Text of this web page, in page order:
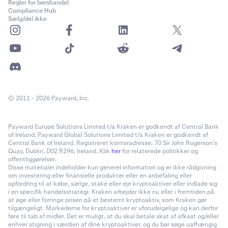
FI_BTCUSD_200228
300.000
300.000
0
FI-kontrakten blev solgt fuldt ud på det åbne marked. PI-
752.621 kontrakter blev derfor tildelt
likviditetsudbydere.
Du modtager en e-mail-notifikation, hvis din position
tildeles. Likviditetsudbydere underrettes også straks via
WebSocket. Likviditetsudbyderen modtager straks en
notifikation viaWebSocket-feedom tildelingen.
Beskeden har følgende format:
Samme grundprincip som en Coin-M-likvidering, men
med én vigtig forskel: når dette trin udløses, opkræves et
gebyr for fuld likvidering. Gebyret svarer til halvdelen af
kontraktens minimumskrav til vedligeholdelsesmargin.
(f.eks. er likviideringsgebyret for PF_XBTUSD 0,5 %, dvs.
%).
kontrakter med en indgangspris på 20.000 USD. Samlet
vedligeholdelsesmargin er 2.000 USD.
Likvidering udløses, når den vurderede pris når 19.200
USD
Et likviideringsgebyr på 1.000 USD (0,5 % × 200.000
USD) debiteres straks
En IOC-salgsordre indsendes til ca. 19.100 USD – den
pris, hvor din marginandel ville være nul.
Regler for børshandel
Compliance Hub
Sælg/del ikke
© 2011 - 2026 Payward, Inc.
Payward Europe Solutions Limited t/a Kraken er godkendt af Central Bank
of Ireland. Payward Global Solutions Limited t/a Kraken er godkendt af
Central Bank of Ireland. Registreret kontoradresse: 70 Sir John Rogerson’s
Quay, Dublin, D02 R296, Ireland. Klik herfor relaterede politikker og
offentliggørelser.
Disse materialer indeholder kun generel information og er ikke rådgivning
om investering eller finansielle produkter eller en anbefaling eller
opfordring til at købe, sælge, stake eller eje kryptoaktiver eller indlade sig
i en specifik handelsstrategi. Kraken arbejder ikke nu eller i fremtiden på
at øge eller forringe prisen på et bestemt kryptoaktiv, som Kraken gør
tilgængeligt. Markederne for kryptoaktiver er uforudsigelige og kan derfor
føre til tab af midler. Det er muligt, at du skal betale skat af afkast og/eller
enhver stigning i værdien af dine kryptoaktiver, og du bør søge uafhængig